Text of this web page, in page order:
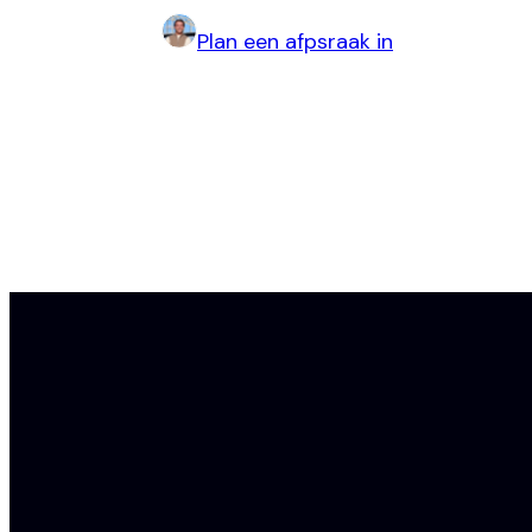
Plan een afpsraak in